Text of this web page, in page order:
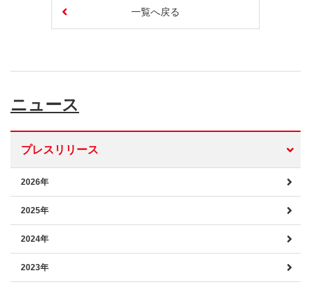
一覧へ戻る
ニュース
プレスリリース
2026年
2025年
2024年
2023年